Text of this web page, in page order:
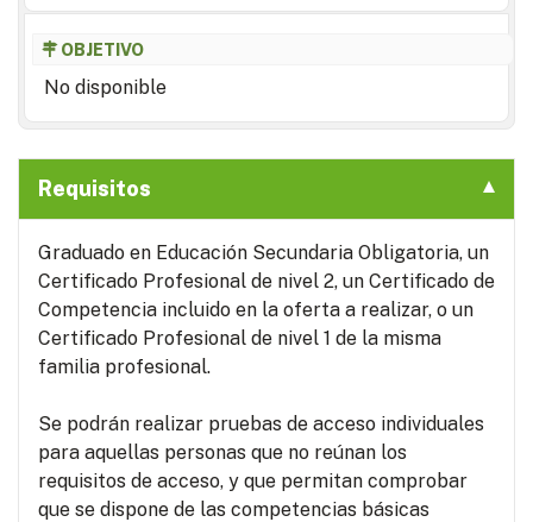
OBJETIVO
No disponible
Requisitos
Graduado en Educación Secundaria Obligatoria, un
Certificado Profesional de nivel 2, un Certificado de
Competencia incluido en la oferta a realizar, o un
Certificado Profesional de nivel 1 de la misma
familia profesional.
Se podrán realizar pruebas de acceso individuales
para aquellas personas que no reúnan los
requisitos de acceso, y que permitan comprobar
que se dispone de las competencias básicas